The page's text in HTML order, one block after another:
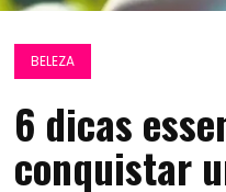
BELEZA
6 dicas
conquistar